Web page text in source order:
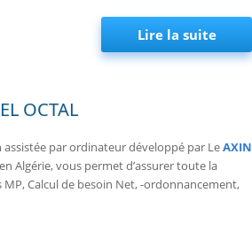
Lire la suite
OCTAL
par ordinateur développé par LeAXIN
en Algérie, vous permet d’assurer toute la
Calcul de besoin Net, -ordonnancement,